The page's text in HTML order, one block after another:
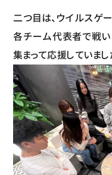
二つ目は、ウイルスゲ
各チーム代表者で戦
集まって応援していまし